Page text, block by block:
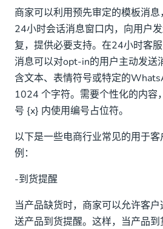
商家可以利用预先审定的模板消
24小时会话消息窗口内，向用户
复，提供必要支持。在24小时客
消息可以对opt-in的用户主动发送
含文本、表情符号或特定的
1024 个字符。需要个性化的内容
号 {x} 内使用编号占位符。
以下是一些电商行业常见的用于
例：
-到货提醒
当产品缺货时，商家可以允许客
送产品到货提醒。这样，当产品